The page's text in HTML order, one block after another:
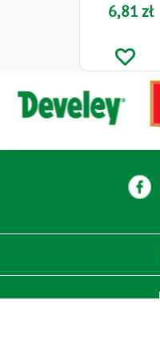
6,81 zł